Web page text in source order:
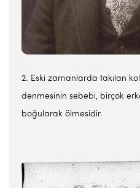
2. Eski zamanlarda takılan
denmesinin sebebi, birçok
boğularak ölmesidir.